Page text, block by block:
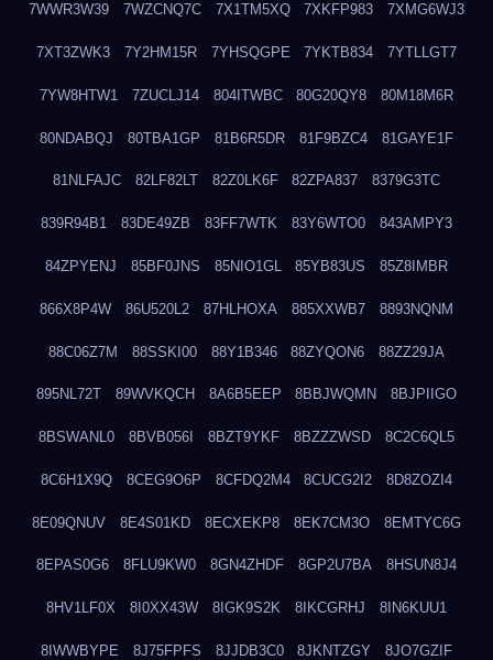
7WWR3W39 7WZCNQ7C 7X1TM5XQ 7XKFP983 7XMG6WJ3
7XT3ZWK3 7Y2HM15R 7YHSQGPE 7YKTB834 7YTLLGT7
7YW8HTW1 7ZUCLJ14 804ITWBC 80G20QY8 80M18M6R
80NDABQJ 80TBA1GP 81B6R5DR 81F9BZC4 81GAYE1F
81NLFAJC 82LF82LT 82Z0LK6F 82ZPA837 8379G3TC
839R94B1 83DE49ZB 83FF7WTK 83Y6WTO0 843AMPY3
84ZPYENJ 85BF0JNS 85NIO1GL 85YB83US 85Z8IMBR
866X8P4W 86U520L2 87HLHOXA 885XXWB7 8893NQNM
88C06Z7M 88SSKI00 88Y1B346 88ZYQON6 88ZZ29JA
895NL72T 89WVKQCH 8A6B5EEP 8BBJWQMN 8BJPIIGO
8BSWANL0 8BVB056I 8BZT9YKF 8BZZZWSD 8C2C6QL5
8C6H1X9Q 8CEG9O6P 8CFDQ2M4 8CUCG2I2 8D8ZOZI4
8E09QNUV 8E4S01KD 8ECXEKP8 8EK7CM3O 8EMTYC6G
8EPAS0G6 8FLU9KW0 8GN4ZHDF 8GP2U7BA 8HSUN8J4
8HV1LF0X 8I0XX43W 8IGK9S2K 8IKCGRHJ 8IN6KUU1
8IWWBYPE 8J75FPFS 8JJDB3C0 8JKNTZGY 8JO7GZIF